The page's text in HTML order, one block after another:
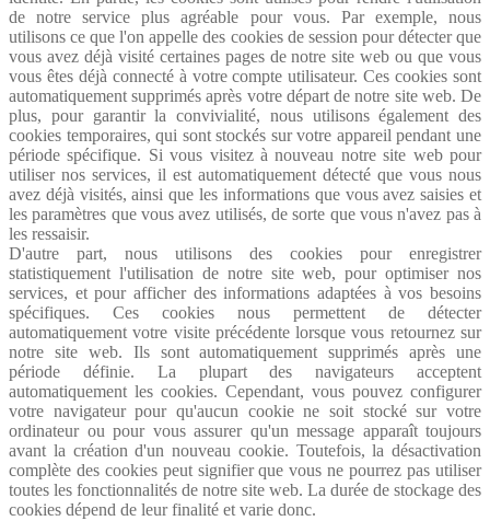
de notre service plus agréable pour vous. Par exemple, nous
utilisons ce que l'on appelle des cookies de session pour détecter que
vous avez déjà visité certaines pages de notre site web ou que vous
vous êtes déjà connecté à votre compte utilisateur. Ces cookies sont
automatiquement supprimés après votre départ de notre site web. De
plus, pour garantir la convivialité, nous utilisons également des
cookies temporaires, qui sont stockés sur votre appareil pendant une
période spécifique. Si vous visitez à nouveau notre site web pour
utiliser nos services, il est automatiquement détecté que vous nous
avez déjà visités, ainsi que les informations que vous avez saisies et
les paramètres que vous avez utilisés, de sorte que vous n'avez pas à
les ressaisir.
D'autre part, nous utilisons des cookies pour enregistrer
statistiquement l'utilisation de notre site web, pour optimiser nos
services, et pour afficher des informations adaptées à vos besoins
spécifiques. Ces cookies nous permettent de détecter
automatiquement votre visite précédente lorsque vous retournez sur
notre site web. Ils sont automatiquement supprimés après une
période définie. La plupart des navigateurs acceptent
automatiquement les cookies. Cependant, vous pouvez configurer
votre navigateur pour qu'aucun cookie ne soit stocké sur votre
ordinateur ou pour vous assurer qu'un message apparaît toujours
avant la création d'un nouveau cookie. Toutefois, la désactivation
complète des cookies peut signifier que vous ne pourrez pas utiliser
toutes les fonctionnalités de notre site web. La durée de stockage des
cookies dépend de leur finalité et varie donc.